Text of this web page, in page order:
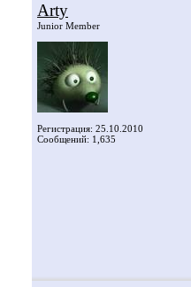
Arty
Junior Member
Регистрация: 25.10.2010
Сообщений: 1,635